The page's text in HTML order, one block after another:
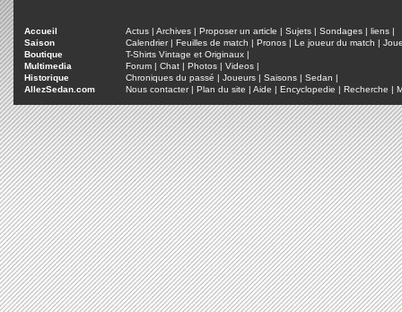
Accueil Actus | Archives | Proposer un article | Sujets | Sondages | liens |
Saison
Calendrier| Feuilles de match | Pronos | Le joueur du match |
Boutique
T-Shirts Vintage et Originaux |
Multimedia
Forum | Chat | Photos | Videos |
Historique
Chroniques du passé | Joueurs | Saisons | Sedan |
AllezSedan.com
Nous contacter| Plan du site | Aide | Encyclopedie | Recherche |